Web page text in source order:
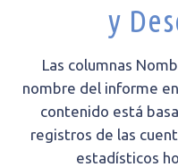
y
Las columnas
nombre del informe
contenido está
registros de las
estadísticos